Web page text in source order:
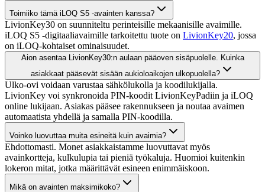
Toimiiko tämä iLOQ S5 -avainten kanssa?
LivionKey30 on suunniteltu perinteisille mekaanisille avaimille.
iLOQ S5 -digitaaliavaimille tarkoitettu tuote on LivionKey20, jossa
on iLOQ-kohtaiset ominaisuudet.
Aion asentaa LivionKey30:n aulaan pääoven sisäpuolelle. Kuinka
asiakkaat pääsevät sisään aukioloaikojen ulkopuolella?
Ulko-ovi voidaan varustaa sähkölukolla ja koodilukijalla.
LivionKey voi synkronoida PIN-koodit LivionKeyPadiin ja iLOQ
online lukijaan. Asiakas pääsee rakennukseen ja noutaa avaimen
automaatista yhdellä ja samalla PIN-koodilla.
Voinko luovuttaa muita esineitä kuin avaimia?
Ehdottomasti. Monet asiakkaistamme luovuttavat myös
avainkortteja, kulkulupia tai pieniä työkaluja. Huomioi kuitenkin
lokeron mitat, jotka määrittävät esineen enimmäiskoon.
Mikä on avainten maksimikoko?